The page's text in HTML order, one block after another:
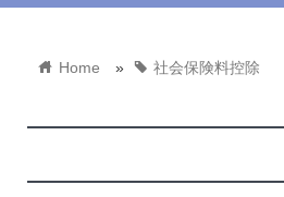
home Home » tag 社会保険料控除